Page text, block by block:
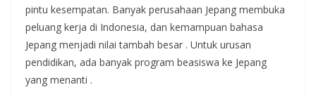
pintu kesempatan. Banyak perusahaan Jepang membuka
peluang kerja di Indonesia, dan kemampuan bahasa
Jepang menjadi nilai tambah besar . Untuk urusan
pendidikan, ada banyak program beasiswa ke Jepang
yang menanti .